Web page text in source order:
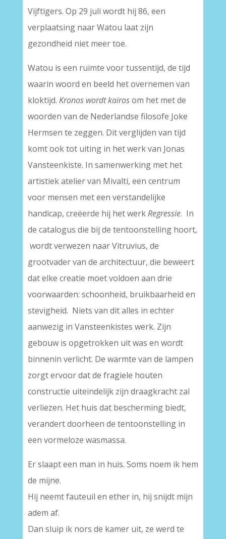
Vijftigers. Op 29 juli wordt hij 86, een
verplaatsing naar Watou laat zijn
gezondheid niet meer toe.
Watou is een ruimte voor tussentijd, de tijd
waarin woord en beeld het overnemen van
kloktijd. Kronos wordt kairosom het met de
woorden van de Nederlandse filosofe Joke
Hermsen te zeggen. Dit verglijden van tijd
komt ook tot uiting in het werk van Jonas
Vansteenkiste. In samenwerking met het
artistiek atelier van Mivalti, een centrum
voor mensen met een verstandelijke
handicap, creëerde hij het werkRegressie. In
de catalogus die bij de tentoonstelling hoort,
wordt verwezen naar Vitruvius, de
grootvader van de architectuur, die beweert
dat elke creatie moet voldoen aan drie
voorwaarden: schoonheid, bruikbaarheid en
stevigheid. Niets van dit alles in echter
aanwezig in Vansteenkistes werk. Zijn
gebouw is opgetrokken uit was en wordt
binnenin verlicht. De warmte van de lampen
zorgt ervoor dat de fragiele houten
constructie uiteindelijk zijn draagkracht zal
verliezen. Het huis dat bescherming biedt,
verandert doorheen de tentoonstelling in
een vormeloze wasmassa.
Er slaapt een man in huis. Soms noem ik hem
de mijne.
Hij neemt fauteuil en ether in, hij snijdt mijn
adem af.
Dan sluip ik nors de kamer uit, ze werd te